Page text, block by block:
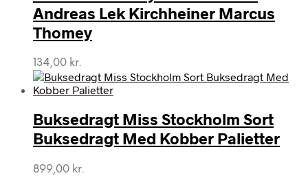
Andreas Lek Kirchheiner Marcus
Thomey
134,00 kr.
Buksedragt Miss Stockholm Sort
Buksedragt Med Kobber Palietter
899,00 kr.